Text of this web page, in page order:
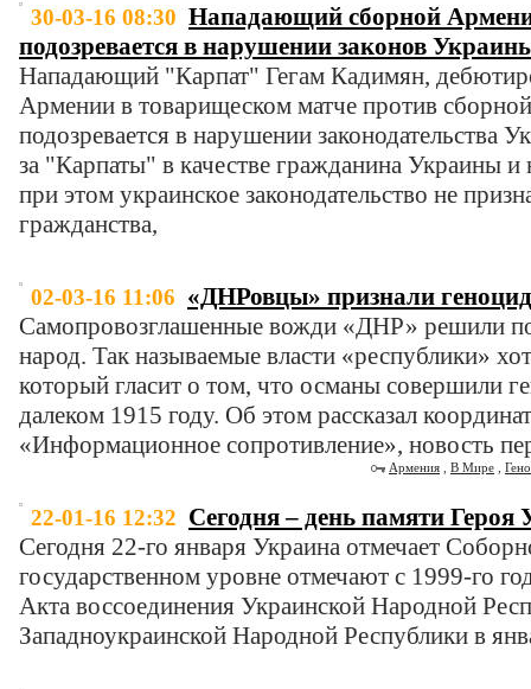
30-03-16 08:30 Нападающий сборной
подозревается в нарушении законов
Нападающий "Карпат" Гегам Кадимян,
Армении в товарищеском матче против
подозревается в нарушении законодательства
за "Карпаты" в качестве гражданина Украины и
при этом украинское законодательство не
гражданства,
02-03-16 11:06 «ДНРовцы» признали
Самопровозглашенные вожди «ДНР» решили
народ. Так называемые власти «республики»
который гласит о том, что османы совершили
далеком 1915 году. Об этом рассказал
«Информационное сопротивление», новость
Армения В Мире
22-01-16 12:32 Сегодня – день памяти
Сегодня 22-го января Украина отмечает
государственном уровне отмечают с 1999-го
Акта воссоединения Украинской Народной
Западноукраинской Народной Республики в